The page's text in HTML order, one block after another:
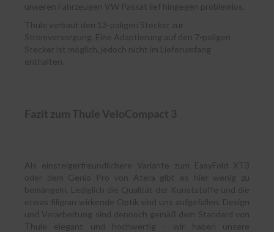
unseren Fahrzeugen VW Passat lief hingegen problemlos.
Thule verbaut den 13-poligen Stecker zur
Stromversorgung. Eine Adaptierung auf den 7-poligen
Stecker ist möglich, jedoch nicht im Lieferumfang
enthalten.
Fazit zum Thule VeloCompact 3
Als einsteigerfreundlichere Variante zum EasyFold XT3
oder dem Genio Pro von Atera gibt es hier wenig zu
bemängeln. Lediglich die Qualität der Kunststoffe und die
etwas filigran wirkende Optik sind uns aufgefallen. Design
und Verarbeitung sind dennoch gemäß dem Standard von
Thule elegant und hochwertig - wir haben unsere